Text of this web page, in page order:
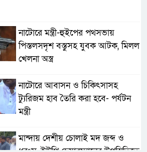
নাটোরে মন্ত্রী-হুইপের পথসভায়
পিস্তলসদৃশ বস্তুসহ যুবক আটক, মিলল
খেলনা অস্ত্র
নাটোরে আবাসন ও চিকিৎসাসহ
ট্যুরিজম হাব তৈরি করা হবে- পর্যটন
মন্ত্রী
মান্দায় দেশীয় চোলাই মদ জব্দ ও